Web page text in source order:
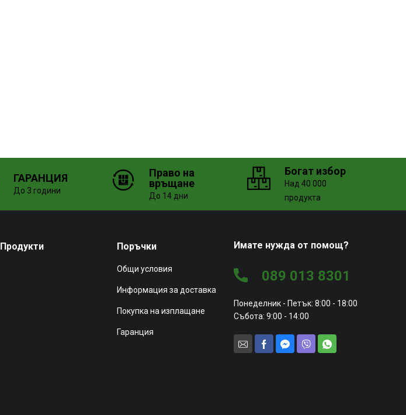
ГАРАНЦИЯ
До 3 години
Право на
връщане
До 14 дни
Богат избор
Над 40 000
продукта
Продукти Поръчки
Общи условия
Информация за доставка
Покупка на изплащане
Гаранция
Имате нужда от помощ?
089 013 8301
Понеделник - Петък: 8:00 - 18:00
Събота: 9:00 - 14:00